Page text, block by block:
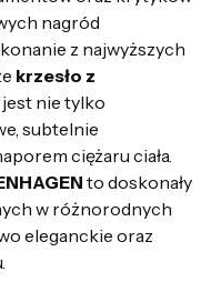
nagród
z najwyższych
krzesło z
jest nie tylko
subtelnie
ciężaru ciała.
to doskonały
w różnorodnych
eleganckie oraz